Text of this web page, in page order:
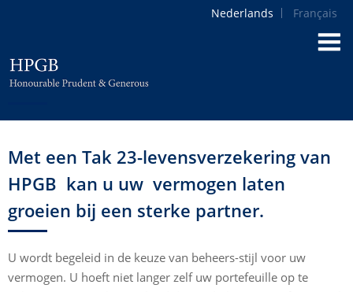
Nederlands Français
Met een Tak 23-levensverzekering van
HPGB kan u uw vermogen laten
groeien bij een sterke partner.
U wordt begeleid in de keuze van beheers-stijl voor uw
vermogen. U hoeft niet langer zelf uw portefeuille op te